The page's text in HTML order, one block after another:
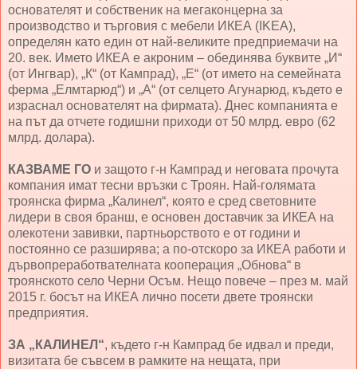
основателят и собственик на мегаконцерна за
производство и търговия с мебели ИКЕА (IKEA),
определян като един от най-великите предприемачи на
20. век. Името ИКЕА е акроним – обединява буквите „И“
(от Ингвар), „К“ (от Кампрад), „Е“ (от името на семейната
ферма „Елмтарюд“) и „А“ (от селцето Агунарюд, където е
израснал основателят на фирмата). Днес компанията е
на път да отчете годишни приходи от 50 млрд. евро (62
млрд. долара).
КАЗВАМЕ ГО и защото г-н Кампрад и неговата прочута
компания имат тесни връзки с Троян. Най-голямата
троянска фирма „Калинел“, която е сред световните
лидери в своя бранш, е основен доставчик за ИКЕА на
олекотени завивки, партньорството е от години и
постоянно се разширява; а по-отскоро за ИКЕА работи и
дървопреработвателната кооперация „Обнова“ в
троянското село Черни Осъм. Нещо повече – през м. май
2015 г. босът на ИКЕА лично посети двете троянски
предприятия.
ЗА „КАЛИНЕЛ“, където г-н Кампрад бе идвал и преди,
визитата бе съвсем в рамките на нещата, при